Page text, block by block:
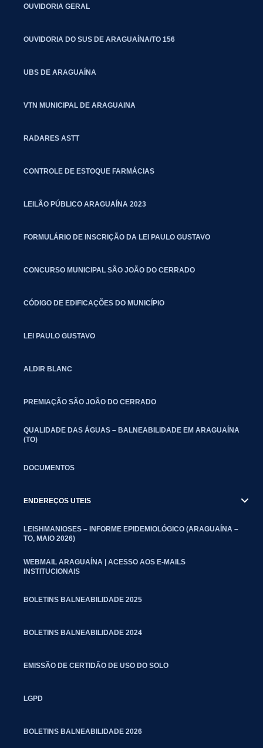
OUVIDORIA GERAL
OUVIDORIA DO SUS DE ARAGUAÍNA/TO 156
UBS DE ARAGUAÍNA
VTN MUNICIPAL DE ARAGUAINA
RADARES ASTT
CONTROLE DE ESTOQUE FARMÁCIAS
LEILÃO PÚBLICO ARAGUAÍNA 2023
FORMULÁRIO DE INSCRIÇÃO DA LEI PAULO GUSTAVO
CONCURSO MUNICIPAL SÃO JOÃO DO CERRADO
CÓDIGO DE EDIFICAÇÕES DO MUNICÍPIO
LEI PAULO GUSTAVO
ALDIR BLANC
PREMIAÇÃO SÃO JOÃO DO CERRADO
QUALIDADE DAS ÁGUAS – BALNEABILIDADE EM ARAGUAÍNA
(TO)
DOCUMENTOS
ENDEREÇOS UTEIS
LEISHMANIOSES – INFORME EPIDEMIOLÓGICO (ARAGUAÍNA –
TO, MAIO 2026)
WEBMAIL ARAGUAÍNA | ACESSO AOS E-MAILS
INSTITUCIONAIS
BOLETINS BALNEABILIDADE 2025
BOLETINS BALNEABILIDADE 2024
EMISSÃO DE CERTIDÃO DE USO DO SOLO
LGPD
BOLETINS BALNEABILIDADE 2026